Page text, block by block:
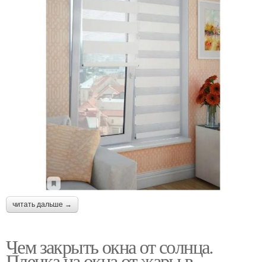
читать дальше →
Чем закрыть окна от солнца.